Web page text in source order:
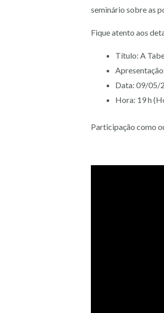
seminário sobre as
Fique atento aos
Título: A
Data: 09/05/
Hora: 19 h
Participação como